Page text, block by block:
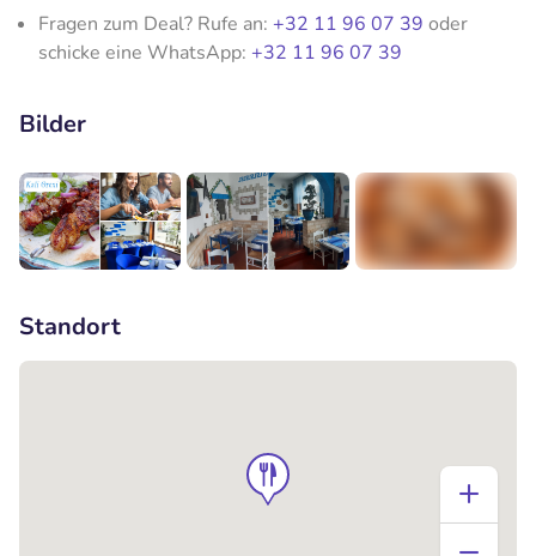
Fragen zum Deal? Rufe an: +32 11 96 07 39 oder
schicke eine WhatsApp: +32 11 96 07 39
Bilder
Standort